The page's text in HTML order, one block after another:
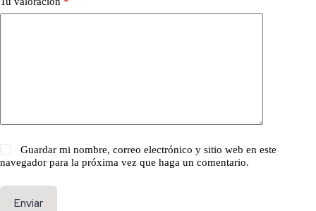
Guardar mi nombre, correo electrónico y sitio web en este
navegador para la próxima vez que haga un comentario.
Enviar